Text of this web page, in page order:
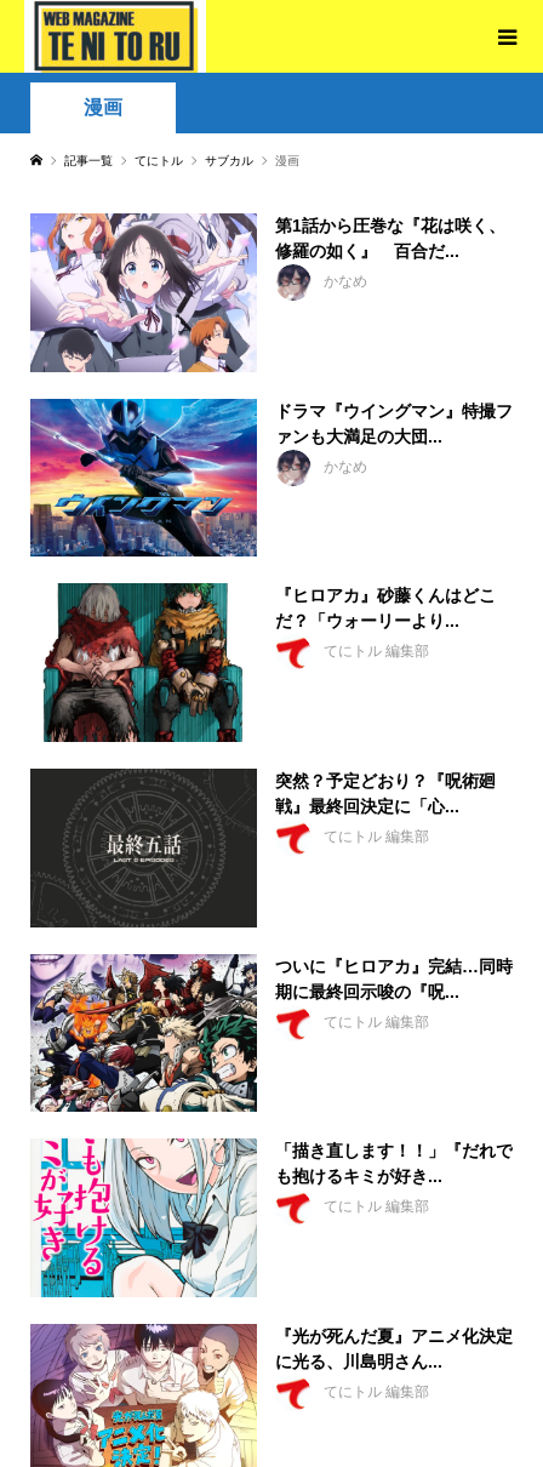
漫画
記事一覧 てにトル サブカル 漫画
第1話から圧巻な『花は咲く、
修羅の如く』 百合だ...
かなめ
ドラマ『ウイングマン』特撮フ
ァンも大満足の大団...
かなめ
『ヒロアカ』砂藤くんはどこ
だ？「ウォーリーより...
てにトル 編集部
突然？予定どおり？『呪術廻
戦』最終回決定に「心...
てにトル 編集部
ついに『ヒロアカ』完結…同時
期に最終回示唆の『呪...
てにトル 編集部
「描き直します！！」『だれで
も抱けるキミが好き...
てにトル 編集部
『光が死んだ夏』アニメ化決定
に光る、川島明さん...
てにトル 編集部